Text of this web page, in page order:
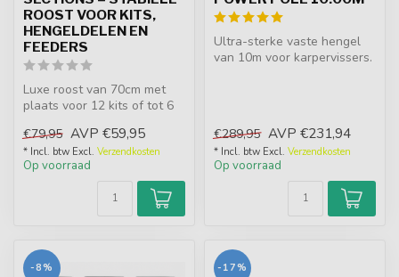
ROOST VOOR KITS,
HENGELDELEN EN
FEEDERS
Luxe roost van 70cm met
plaats voor 12 kits of tot 6
vormig...
€79,95 AVP €59,95
* Incl. btw Excl. Verzendkosten
Op voorraad
Ultra-sterke vaste hengel
van 10m voor karpervissers.
€289,95 AVP €231,94
* Incl. btw Excl. Verzendkosten
Op voorraad
-8% -17%